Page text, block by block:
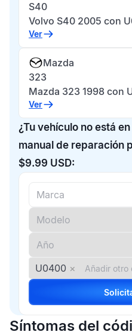
S40
Volvo S40 2005 con
Ver
Mazda
323
Mazda 323 1998 con
Ver
¿Tu vehículo no está
manual de reparación
$9.99 USD:
U0400 ×
Síntomas del